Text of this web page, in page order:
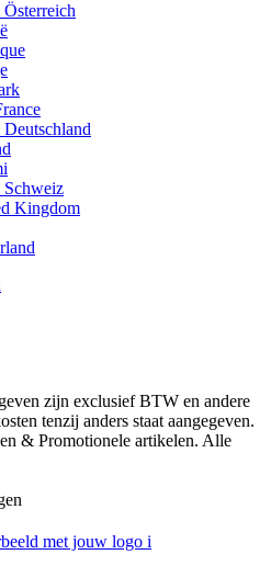
Kingdom
zijn exclusief BTW en andere
tenzij anders staat aangegeven.
& Promotionele artikelen. Alle
met jouw logo i